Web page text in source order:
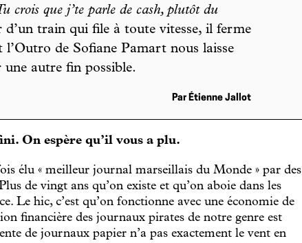
crois que j’te parle de cash, plutôt du
d’un train qui file à toute vitesse, il ferme
de Sofiane Pamart nous laisse
autre fin possible.
Par Étienne Jallot
On espère qu’il vous a plu.
élu « meilleur journal marseillais du Monde » par des
de vingt ans qu’on existe et qu’on aboie dans les
Le hic, c’est qu’on fonctionne avec une économie de
financière des journaux pirates de notre genre est
de journaux papier n’a pas exactement le vent en